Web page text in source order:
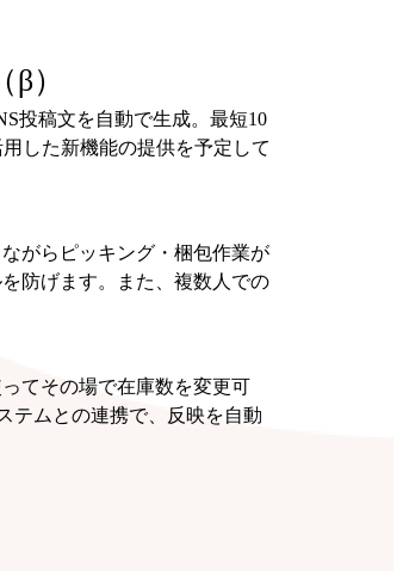
）
投稿文を自動で生成。最短10
した新機能の提供を予定して
がらピッキング・梱包作業が
防げます。また、複数人での
てその場で在庫数を変更可
テムとの連携で、反映を自動